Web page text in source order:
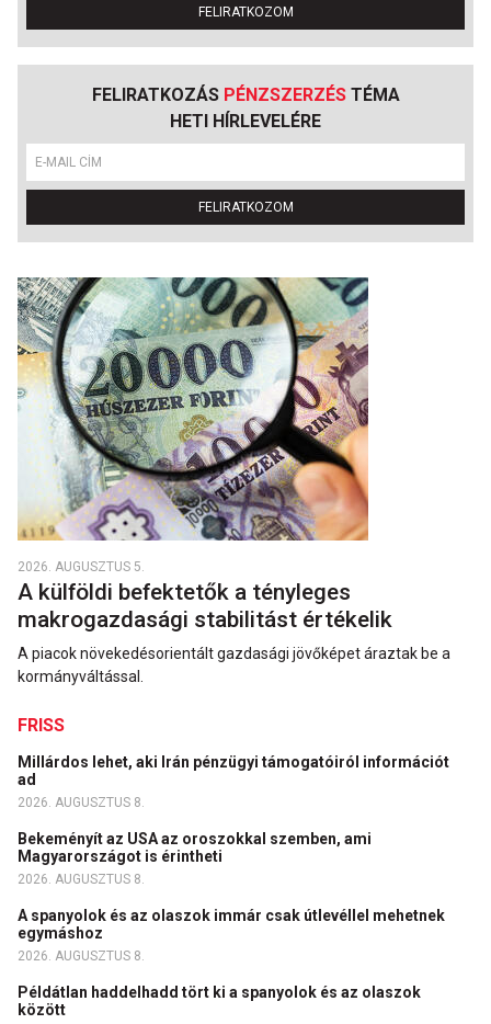
FELIRATKOZOM
FELIRATKOZÁS PÉNZSZERZÉSTÉMA
HETI HÍRLEVELÉRE
FELIRATKOZOM
2026. AUGUSZTUS 5.
A külföldi befektetők a tényleges
makrogazdasági stabilitást értékelik
A piacok növekedésorientált gazdasági jövőképet áraztak be a
kormányváltással.
FRISS
Millárdos lehet, aki Irán pénzügyi támogatóiról információt
ad
2026. AUGUSZTUS 8.
Bekeményít az USA az oroszokkal szemben, ami
Magyarországot is érintheti
2026. AUGUSZTUS 8.
A spanyolok és az olaszok immár csak útlevéllel mehetnek
egymáshoz
2026. AUGUSZTUS 8.
Példátlan haddelhadd tört ki a spanyolok és az olaszok
között